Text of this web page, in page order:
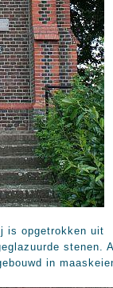
is opgetrokken uit
stenen.
in